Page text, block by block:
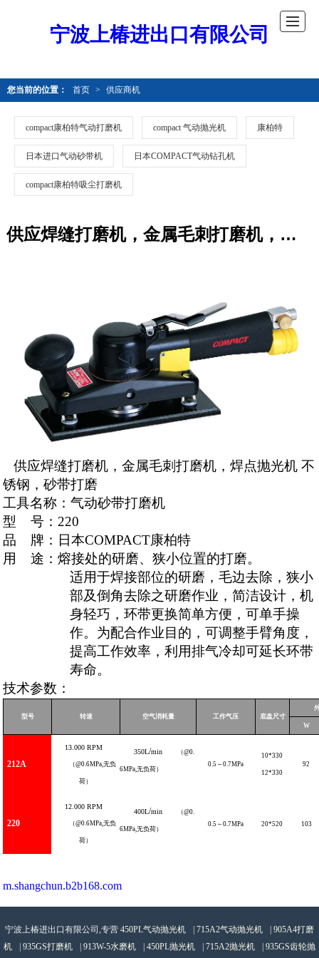
宁波上椿进出口有限公司
您当前的位置： 首页 > 供应商机
compact康柏特气动打磨机 compact 气动抛光机 康柏特
日本进口气动砂带机 日本COMPACT气动钻孔机
compact康柏特吸尘打磨机
供应焊缝打磨机，金属毛刺打磨机，焊点抛光机 不锈钢，砂带打磨
供应焊缝打磨机，金属毛刺打磨机，焊点抛光机 不
锈钢，砂带打磨
工具名称：气动砂带打磨机
型
号： 220
品
牌：日本COMPACT康柏特
用
途：熔接处的研磨、狭小位置的打磨。
适用于焊接部位的研磨，毛边去除，狭小
部及倒角去除之研磨作业，简洁设计，机
身轻巧，环带更换简单方便，可单手操
作。为配合作业目的，可调整手臂角度，
提高工作效率，利用排气冷却可延长环带
寿命。
技术参数：
型号 转速 空气消耗量 工作气压 底盘尺寸
W
212A
13.000 RPM
（@0.6MPa,无负
荷）
350L/min （@0.
6MPa ,无负荷）
0.5 ～ 0.7MPa
10*330
12*330
92
220
12.000 RPM
（@0.6MPa,无负
荷）
400L/min （@0.
6MPa ,无负荷）
0.5 ～ 0.7MPa 20*520 103
m.shangchun.b2b168.com
宁波上椿进出口有限公司,专营 450PL气动抛光机 715A2气动抛光机
905A4打磨
机
935GS打磨机 913W-5水磨机 450PL抛光机 715A2抛光机 935GS齿轮抛